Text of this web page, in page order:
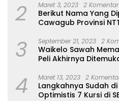
2 Maret 3, 2023 2 Komentar
Berikut Nama Yang
Cawagub Provinsi
3 September 21, 2023 2
Waikelo Sawah
Peli Akhirnya
4 Maret 13, 2023 2
Langkahnya Sudah
Optimistis 7 Kursi di